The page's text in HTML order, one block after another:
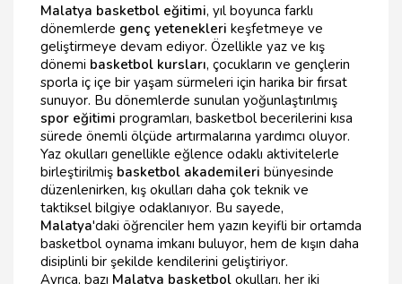
Malatya basketbol eğitimi, yıl boyunca farklı
dönemlerde genç yetenekleri keşfetmeye ve
geliştirmeye devam ediyor. Özellikle yaz ve kış
dönemi basketbol kursları, çocukların ve gençlerin
sporla iç içe bir yaşam sürmeleri için harika bir fırsat
sunuyor. Bu dönemlerde sunulan yoğunlaştırılmış
spor eğitimi programları, basketbol becerilerini kısa
sürede önemli ölçüde artırmalarına yardımcı oluyor.
Yaz okulları genellikle eğlence odaklı aktivitelerle
birleştirilmiş basketbol akademileri bünyesinde
düzenlenirken, kış okulları daha çok teknik ve
taktiksel bilgiye odaklanıyor. Bu sayede,
Malatya'daki öğrenciler hem yazın keyifli bir ortamda
basketbol oynama imkanı buluyor, hem de kışın daha
disiplinli bir şekilde kendilerini geliştiriyor.
Ayrıca, bazı Malatya basketbol okulları, her iki